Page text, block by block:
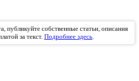
публикуйте собственные статьи, описания
за текст. Подробнее здесь.